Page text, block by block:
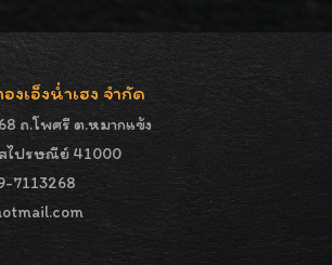
เอ็งน่ำเฮง จำกัด
ถ.โพศรี ต.หมากแข้ง
สไปรษณีย์ 41000
7113268